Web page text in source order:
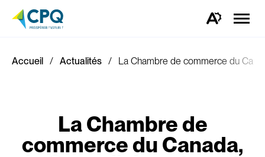
Ouvrez
d'accessibilité.
la
Accueil Actualités La Chambre de commerce du
La Chambre de
commerce du Canada,